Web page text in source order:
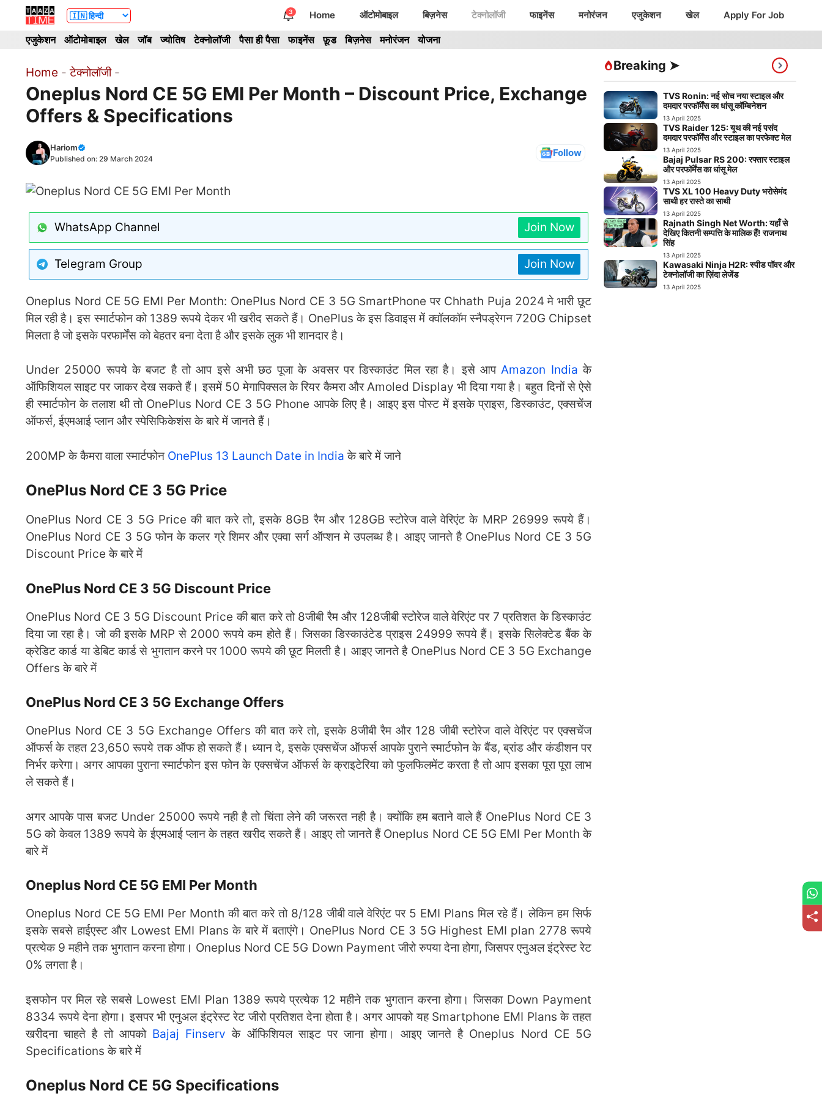
content
3 Home ऑटोमोबाइल बिज़नेस टेक्नोलॉजी फाइनेंस मनोरंजन एजुकेशन खेल Apply For Job
एजुकेशन ऑटोमोबाइल खेल जॉब ज्योतिष टेक्नोलॉजी पैसा ही पैसा फाइनेंस फ़ूड बिज़नेस मनोरंजन योजना
Home -टेक्नोलॉजी-
Oneplus Nord CE 5G EMI Per Month – Discount Price, Exchange
Offers & Specifications
Hariom
Published on: 29 March 2024 Follow
WhatsApp Channel Join Now
Telegram Group Join Now
Oneplus Nord CE 5G EMI Per Month: OnePlus Nord CE 3 5G SmartPhone पर Chhath Puja 2024 मे भारी छूट
मिल रही है। इस स्मार्टफोन को 1389 रूपये देकर भी खरीद सकते हैं। OnePlus के इस डिवाइस में क्वॉलकॉम स्नैपड्रेगन 720G Chipset
मिलता है जो इसके परफार्मेंस को बेहतर बना देता है और इसके लुक भी शानदार है।
Under 25000 रूपये के बजट है तो आप इसे अभी छठ पूजा के अवसर पर डिस्काउंट मिल रहा है। इसे आपAmazon India के
ऑफिशियल साइट पर जाकर देख सकते हैं। इसमें 50 मेगापिक्सल के रियर कैमरा और Amoled Display भी दिया गया है। बहुत दिनों से ऐसे
ही स्मार्टफोन के तलाश थी तो OnePlus Nord CE 3 5G Phone आपके लिए है। आइए इस पोस्ट में इसके प्राइस, डिस्काउंट, एक्सचेंज
ऑफर्स, ईएमआई प्लान और स्पेसिफिकेशंस के बारे में जानते हैं।
200MP के कैमरा वाला स्मार्टफोन OnePlus 13 Launch Date in India के बारे में जाने
OnePlus Nord CE 3 5G Price
OnePlus Nord CE 3 5G Price की बात करे तो, इसके 8GB रैम और 128GB स्टोरेज वाले वेरिएंट के MRP 26999 रूपये हैं।
OnePlus Nord CE 3 5G फोन के कलर ग्रे शिमर और एक्वा सर्ग ऑप्शन मे उपलब्ध है। आइए जानते है OnePlus Nord CE 3 5G
Discount Price के बारे में
OnePlus Nord CE 3 5G Discount Price
OnePlus Nord CE 3 5G Discount Price की बात करे तो 8जीबी रैम और 128जीबी स्टोरेज वाले वेरिएंट पर 7 प्रतिशत के डिस्काउंट
दिया जा रहा है। जो की इसके MRP से 2000 रूपये कम होते हैं। जिसका डिस्काउंटेड प्राइस 24999 रूपये हैं। इसके सिलेक्टेड बैंक के
क्रेडिट कार्ड या डेबिट कार्ड से भुगतान करने पर 1000 रूपये की छूट मिलती है। आइए जानते है OnePlus Nord CE 3 5G Exchange
Offers के बारे में
OnePlus Nord CE 3 5G Exchange Offers
OnePlus Nord CE 3 5G Exchange Offers की बात करे तो, इसके 8जीबी रैम और 128 जीबी स्टोरेज वाले वेरिएंट पर एक्सचेंज
ऑफर्स के तहत 23,650 रूपये तक ऑफ हो सकते हैं। ध्यान दे, इसके एक्सचेंज ऑफर्स आपके पुराने स्मार्टफोन के बैंड, ब्रांड और कंडीशन पर
निर्भर करेगा। अगर आपका पुराना स्मार्टफोन इस फोन के एक्सचेंज ऑफर्स के क्राइटेरिया को फुलफिलमेंट करता है तो आप इसका पूरा पूरा लाभ
ले सकते हैं।
अगर आपके पास बजट Under 25000 रूपये नही है तो चिंता लेने की जरूरत नही है। क्योंकि हम बताने वाले हैं OnePlus Nord CE 3
5G को केवल 1389 रूपये के ईएमआई प्लान के तहत खरीद सकते हैं। आइए तो जानते हैं Oneplus Nord CE 5G EMI Per Month के
बारे में
Oneplus Nord CE 5G EMI Per Month
Oneplus Nord CE 5G EMI Per Month की बात करे तो 8/128 जीबी वाले वेरिएंट पर 5 EMI Plans मिल रहे हैं। लेकिन हम सिर्फ
इसके सबसे हाईएस्ट और Lowest EMI Plans के बारे में बताएंगे। OnePlus Nord CE 3 5G Highest EMI plan 2778 रूपये
प्रत्येक 9 महीने तक भुगतान करना होगा। Oneplus Nord CE 5G Down Payment जीरो रुपया देना होगा, जिसपर एनुअल इंट्रेस्ट रेट
0% लगता है।
इसफोन पर मिल रहे सबसे Lowest EMI Plan 1389 रूपये प्रत्येक 12 महीने तक भुगतान करना होगा। जिसका Down Payment
8334 रूपये देना होगा। इसपर भी एनुअल इंट्रेस्ट रेट जीरो प्रतिशत देना होता है। अगर आपको यह Smartphone EMI Plans के तहत
खरीदना चाहते है तो आपको Bajaj Finserv के ऑफिशियल साइट पर जाना होगा। आइए जानते है Oneplus Nord CE 5G
Specifications के बारे में
Oneplus Nord CE 5G Specifications
Breaking ➤
TVS Ronin: नई सोच नया स्टाइल और
दमदार परफॉर्मेंस का धांसू कॉम्बिनेशन
13 April 2025
TVS Raider 125: यूथ की नई पसंद
दमदार परफॉर्मेंस और स्टाइल का परफेक्ट मेल
13 April 2025
Bajaj Pulsar RS 200: रफ्तार स्टाइल
और परफॉर्मेंस का धांसू मेल
13 April 2025
TVS XL 100 Heavy Duty भरोसेमंद
साथी हर रास्ते का साथी
13 April 2025
Rajnath Singh Net Worth: यहाँ से
देखिए कितनी सम्पत्ति के मालिक हैं! राजनाथ
सिंह
13 April 2025
Kawasaki Ninja H2R: स्पीड पॉवर और
टेक्नोलॉजी का ज़िंदा लेजेंड
13 April 2025